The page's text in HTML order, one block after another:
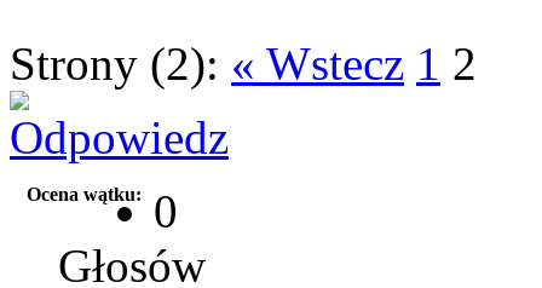
Strony (2): « Wstecz 1 2
Ocena wątku:
0
Głosów